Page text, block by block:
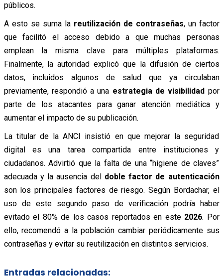
públicos.
A esto se suma la reutilización de contraseñas, un factor
que facilitó el acceso debido a que muchas personas
emplean la misma clave para múltiples plataformas.
Finalmente, la autoridad explicó que la difusión de ciertos
datos, incluidos algunos de salud que ya circulaban
previamente, respondió a una estrategia de visibilidad por
parte de los atacantes para ganar atención mediática y
aumentar el impacto de su publicación.
La titular de la ANCI insistió en que mejorar la seguridad
digital es una tarea compartida entre instituciones y
ciudadanos. Advirtió que la falta de una “higiene de claves”
adecuada y la ausencia del doble factor de autenticación
son los principales factores de riesgo. Según Bordachar, el
uso de este segundo paso de verificación podría haber
evitado el 80% de los casos reportados en este 2026. Por
ello, recomendó a la población cambiar periódicamente sus
contraseñas y evitar su reutilización en distintos servicios.
Entradas relacionadas: